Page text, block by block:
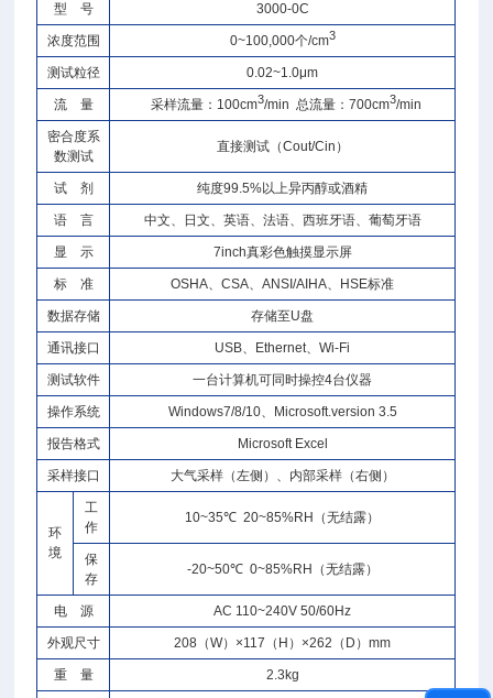
型 号 3000-0C
浓度范围 0~100,000个/cm3
测试粒径 0.02~1.0μm
流 量 采样流量：100cm3/min 总流量：700cm3/min
密合度系
数测试
直接测试（Cout/Cin）
试 剂 纯度99.5%以上异丙醇或酒精
语 言 中文、日文、英语、法语、西班牙语、葡萄牙语
显 示 7inch真彩色触摸显示屏
标 准 OSHA、CSA、ANSI/AIHA、HSE标准
数据存储 存储至U盘
通讯接口 USB、Ethernet、Wi-Fi
测试软件 一台计算机可同时操控4台仪器
操作系统 Windows7/8/10、Microsoft.version 3.5
报告格式 Microsoft Excel
采样接口 大气采样（左侧）、内部采样（右侧）
环
境
工
作
10~35℃ 20~85%RH（无结露）
保
存
-20~50℃ 0~85%RH（无结露）
电 源 AC 110~240V 50/60Hz
外观尺寸 208（W）×117（H）×262（D）mm
重 量 2.3kg